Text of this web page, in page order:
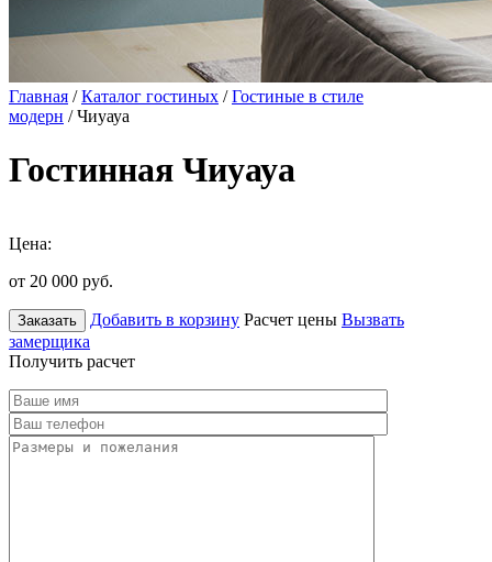
Главная /Каталог гостиных /Гостиные в стиле
модерн / Чиуауа
Гостинная Чиуауа
Цена:
от 20 000 руб.
Заказать Добавить в корзину Расчет цены Вызвать
замерщика
Получить расчет